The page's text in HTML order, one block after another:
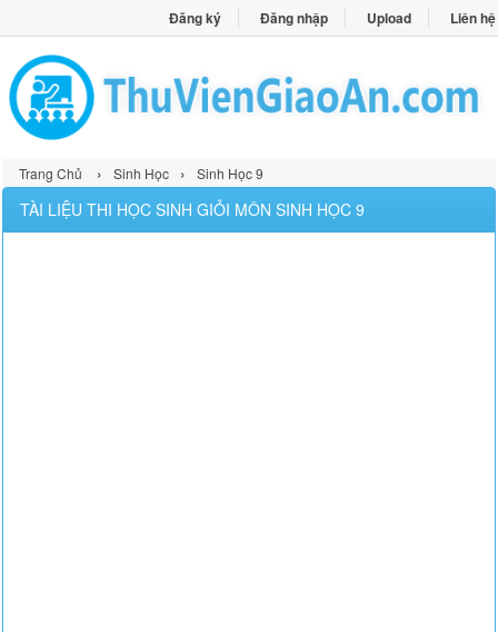
Đăng ký Đăng nhập Upload Liên hệ
Trang Chủ › Sinh Học › Sinh Học 9
TÀI LIỆU THI HỌC SINH GIỎI MÔN SINH HỌC 9